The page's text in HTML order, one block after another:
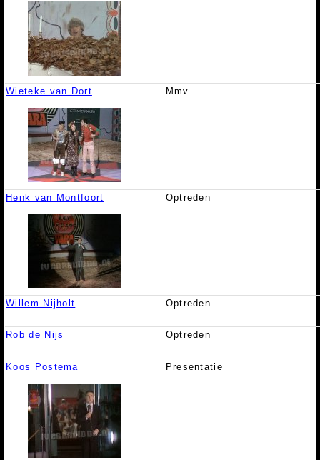
Wieteke van Dort Mmv
Henk van Montfoort Optreden
Willem Nijholt Optreden
Rob de Nijs Optreden
Koos Postema Presentatie